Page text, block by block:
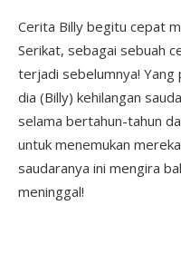
Cerita Billy begitu cepat
Serikat, sebagai sebuah
terjadi sebelumnya! Yang
dia (Billy) kehilangan
selama bertahun-tahun
untuk menemukan
saudaranya ini mengira
meninggal!